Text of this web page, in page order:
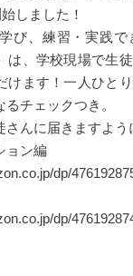
しました！
び、練習・実践で
は、学校現場で生
けます！一人ひと
チェックつき。
んに届きますよう
ョン編
dp/
dp/